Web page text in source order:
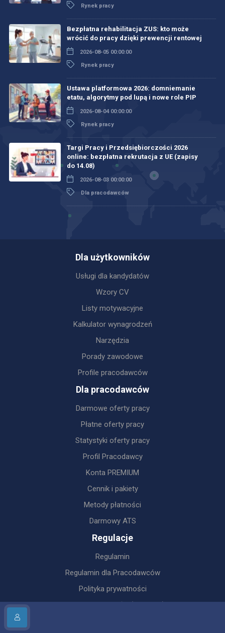
Rynek pracy
Bezpłatna rehabilitacja ZUS: kto może
wrócić do pracy dzięki prewencji rentowej
2026-08-05 00:00:00
Rynek pracy
Ustawa platformowa 2026: domniemanie
etatu, algorytmy pod lupą i nowe role PIP
2026-08-04 00:00:00
Rynek pracy
Targi Pracy i Przedsiębiorczości 2026
online: bezpłatna rekrutacja z UE (zapisy
do 14.08)
2026-08-03 00:00:00
Dla pracodawców
Dla użytkowników
Usługi dla kandydatów
Wzory CV
Listy motywacyjne
Kalkulator wynagrodzeń
Narzędzia
Porady zawodowe
Profile pracodawców
Dla pracodawców
Darmowe oferty pracy
Płatne oferty pracy
Statystyki oferty pracy
Profil Pracodawcy
Konta PREMIUM
Cennik i pakiety
Metody płatności
Darmowy ATS
Regulacje
Regulamin
Regulamin dla Pracodawców
Polityka prywatności
Polityka Prywatności (Aplikacja)